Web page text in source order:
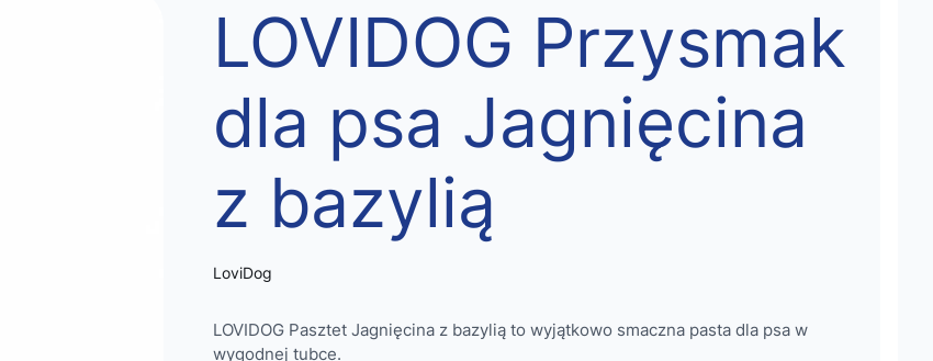
LOVIDOG Przysmak
dla psa Jagnięcina
z bazylią
LoviDog
LOVIDOG Pasztet Jagnięcina z bazylią to wyjątkowo smaczna pasta dla psa w
wygodnej tubce.